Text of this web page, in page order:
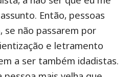
Então, pessoas
se não passarem por
e letramento
a ser também idadistas.